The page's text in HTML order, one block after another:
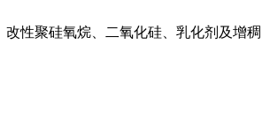
改性聚硅氧烷、二氧化硅、乳化剂及增稠